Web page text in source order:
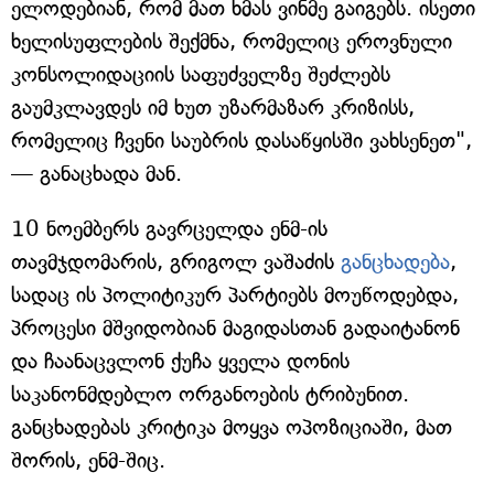
ელოდებიან, რომ მათ ხმას ვინმე გაიგებს. ისეთი
ხელისუფლების შექმნა, რომელიც ეროვნული
კონსოლიდაციის საფუძველზე შეძლებს
გაუმკლავდეს იმ ხუთ უზარმაზარ კრიზისს,
რომელიც ჩვენი საუბრის დასაწყისში ვახსენეთ",
— განაცხადა მან.
10 ნოემბერს გავრცელდა ენმ-ის
თავმჯდომარის, გრიგოლ ვაშაძის განცხადება,
სადაც ის პოლიტიკურ პარტიებს მოუწოდებდა,
პროცესი მშვიდობიან მაგიდასთან გადაიტანონ
და ჩაანაცვლონ ქუჩა ყველა დონის
საკანონმდებლო ორგანოების ტრიბუნით.
განცხადებას კრიტიკა მოყვა ოპოზიციაში, მათ
შორის, ენმ-შიც.